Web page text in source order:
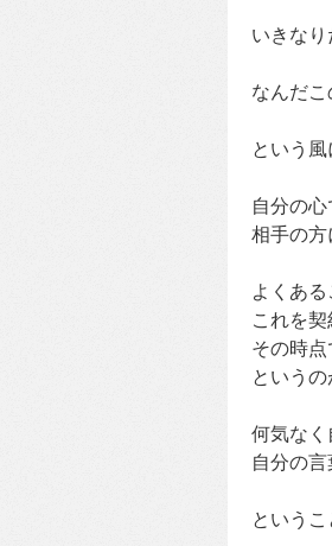
いきなり
なんだこ
という風
自分の
相手の方
よくある
これを
その時
というの
何気なく
自分の言
というこ